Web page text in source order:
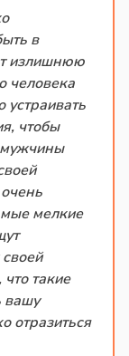
в
излишнюю
человека
устраивать
чтобы
мужчины
мелкие
такие
вашу
отразиться